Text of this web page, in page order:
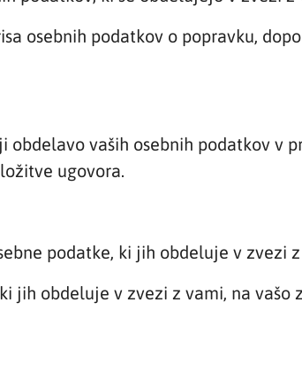
osebnih podatkov o popravku,
vaših osebnih podatkov v
ugovora.
podatke, ki jih obdeluje v zvezi
jih obdeluje v zvezi z vami, na vašo